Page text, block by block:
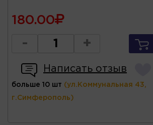
180.00
- +
Написать отзыв
больше 10 шт (ул.Коммунальная 43,
г.Симферополь)